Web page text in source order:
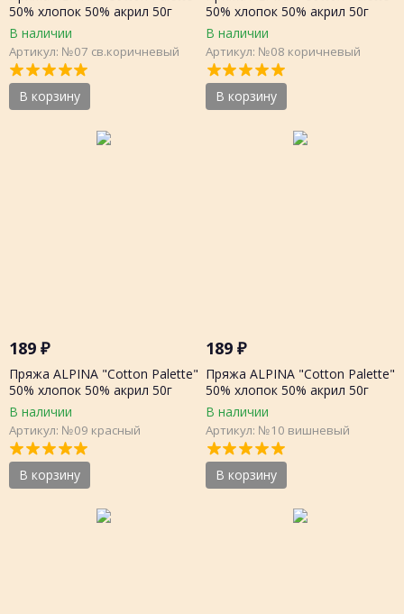
50% хлопок 50% акрил 50г
205м, шт.
В наличии
Артикул: №07 св.коричневый
В корзину
50% хлопок 50% акрил 50г
205м, шт.
В наличии
Артикул: №08 коричневый
В корзину
189 ₽
Пряжа ALPINA "Cotton Palette"
50% хлопок 50% акрил 50г
205м, шт.
В наличии
Артикул: №09 красный
В корзину
189₽
Пряжа ALPINA "Cotton Palette"
50% хлопок 50% акрил 50г
205м, шт.
В наличии
Артикул: №10 вишневый
В корзину